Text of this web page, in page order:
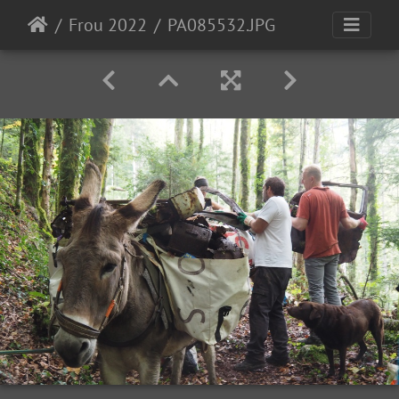
Frou 2022 PA085532.JPG